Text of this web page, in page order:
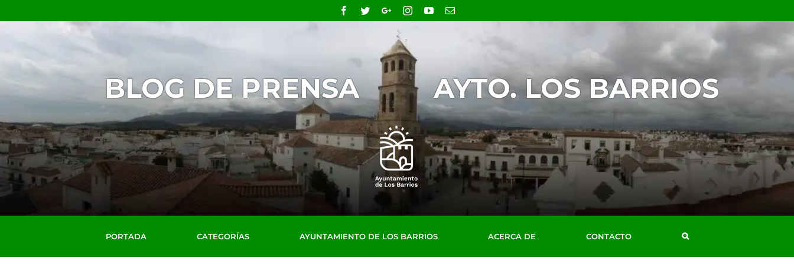
Facebook
TwitterGoogle+InstagramYouTubeEmail
BLOG DE PRENSA AYTO. LOS BARRIOS
PORTADA CATEGORÍAS AYUNTAMIENTO DE LOS BARRIOS ACERCA DE CONTACTO